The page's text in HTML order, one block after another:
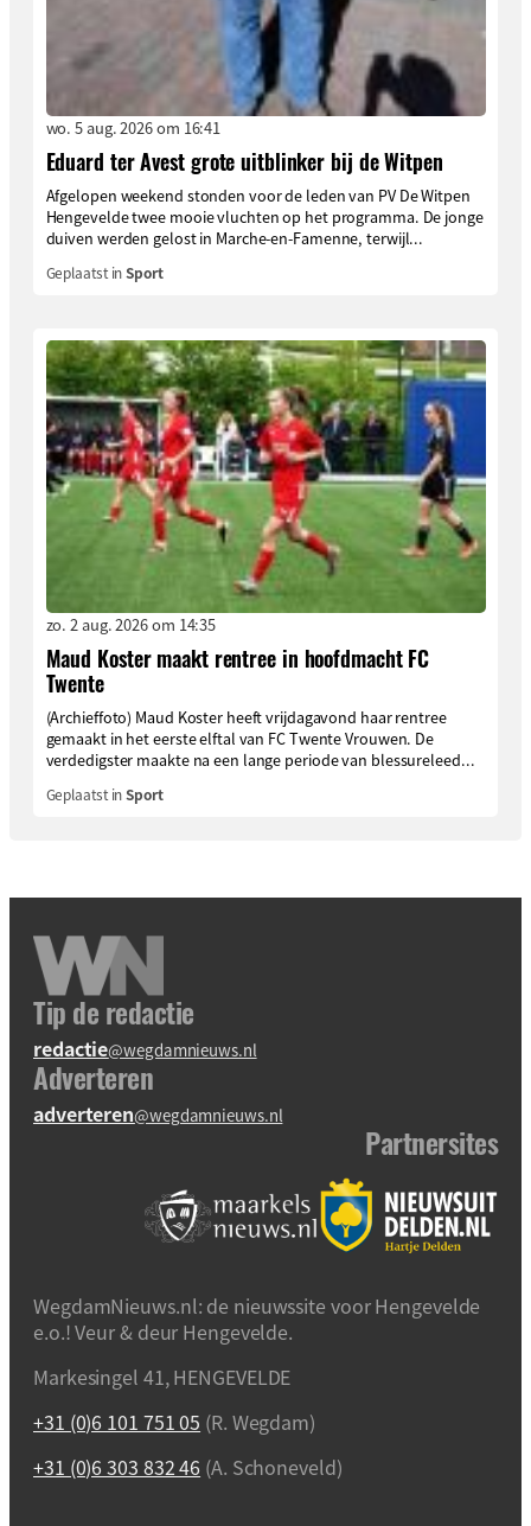
wo. 5 aug. 2026 om 16:41
Eduard ter Avest grote uitblinker bij de Witpen
Afgelopen weekend stonden voor de leden van PV De Witpen
Hengevelde twee mooie vluchten op het programma. De jonge
duiven werden gelost in Marche-en-Famenne, terwijl...
Geplaatst inSport
zo. 2 aug. 2026 om 14:35
Maud Koster maakt rentree in hoofdmacht FC
Twente
(Archieffoto) Maud Koster heeft vrijdagavond haar rentree
gemaakt in het eerste elftal van FC Twente Vrouwen. De
verdedigster maakte na een lange periode van blessureleed...
Geplaatst inSport
Tip de redactie
redactie@wegdamnieuws.nl
Adverteren
adverteren@wegdamnieuws.nl
Partnersites
WegdamNieuws.nl: de nieuwssite voor Hengevelde
e.o.! Veur & deur Hengevelde.
Markesingel 41, HENGEVELDE
+31 (0)6 101 751 05 (R. Wegdam)
+31 (0)6 303 832 46 (A. Schoneveld)